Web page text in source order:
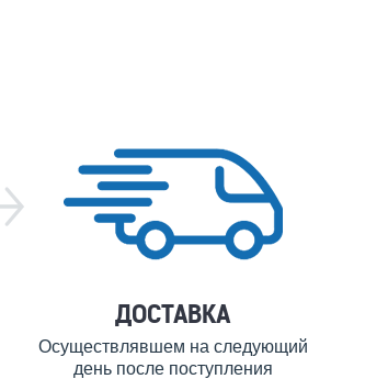
ДОСТАВКА
Осуществлявшем на следующий
день после поступления